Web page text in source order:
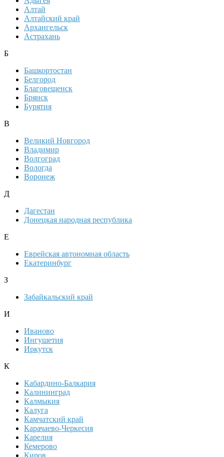
Алтай
Алтайский край
Архангельск
Астрахань
Б
Башкортостан
Белгород
Благовещенск
Брянск
Бурятия
В
Великий Новгород
Владимир
Волгоград
Вологда
Воронеж
Д
Дагестан
Донецкая народная республика
Е
Еврейская автономная область
Екатеринбург
З
Забайкальский край
И
Иваново
Ингушетия
Иркутск
К
Кабардино-Балкария
Калининград
Калмыкия
Калуга
Камчатский край
Карачаево-Черкесия
Карелия
Кемерово